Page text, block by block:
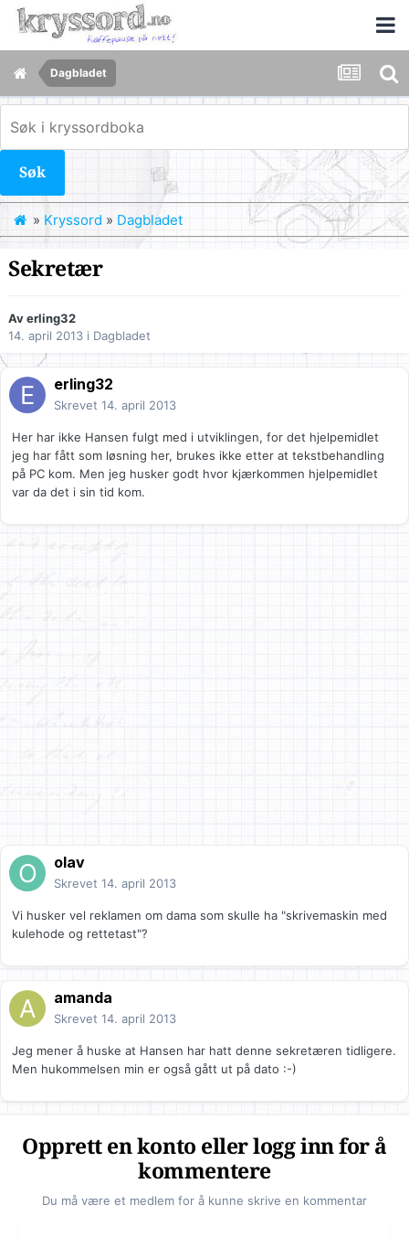
Dagbladet
Søk
» Kryssord » Dagbladet
Sekretær
Averling32
14. april 2013 i Dagbladet
erling32
Skrevet 14. april 2013
Her har ikke Hansen fulgt med i utviklingen, for det hjelpemidlet
jeg har fått som løsning her, brukes ikke etter at tekstbehandling
på PC kom. Men jeg husker godt hvor kjærkommen hjelpemidlet
var da det i sin tid kom.
olav
Skrevet 14. april 2013
Vi husker vel reklamen om dama som skulle ha "skrivemaskin med
kulehode og rettetast"?
amanda
Skrevet 14. april 2013
Jeg mener å huske at Hansen har hatt denne sekretæren tidligere.
Men hukommelsen min er også gått ut på dato :-)
Opprett en konto eller logg inn for å
kommentere
Du må være et medlem for å kunne skrive en kommentar